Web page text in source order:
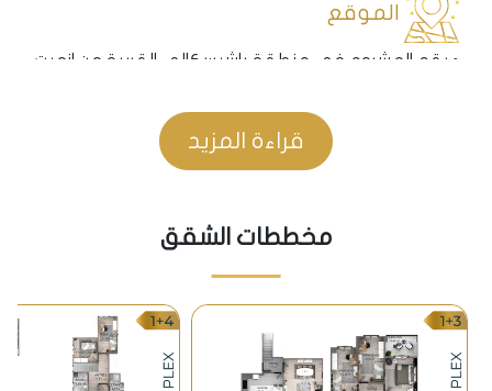
الموقع
• يقع المشروع في منطقة باشيسكالي القريبة من ازميت
ما بين الولاية باتجاه يلوا ومنها الى بورصة وبالاتجاه
المعاكس باتجاه سبنجة ومعشوقية في ولاية سكاريا.
المؤسسات الخدمية
المشروع كمشفى كولجوك الحكومي والمشفى
العائلي التخصصي.
• بالاضافة لوجود العديد من المدارس الخاصة والعامة
قراءة المزيد
مخططات الشقق